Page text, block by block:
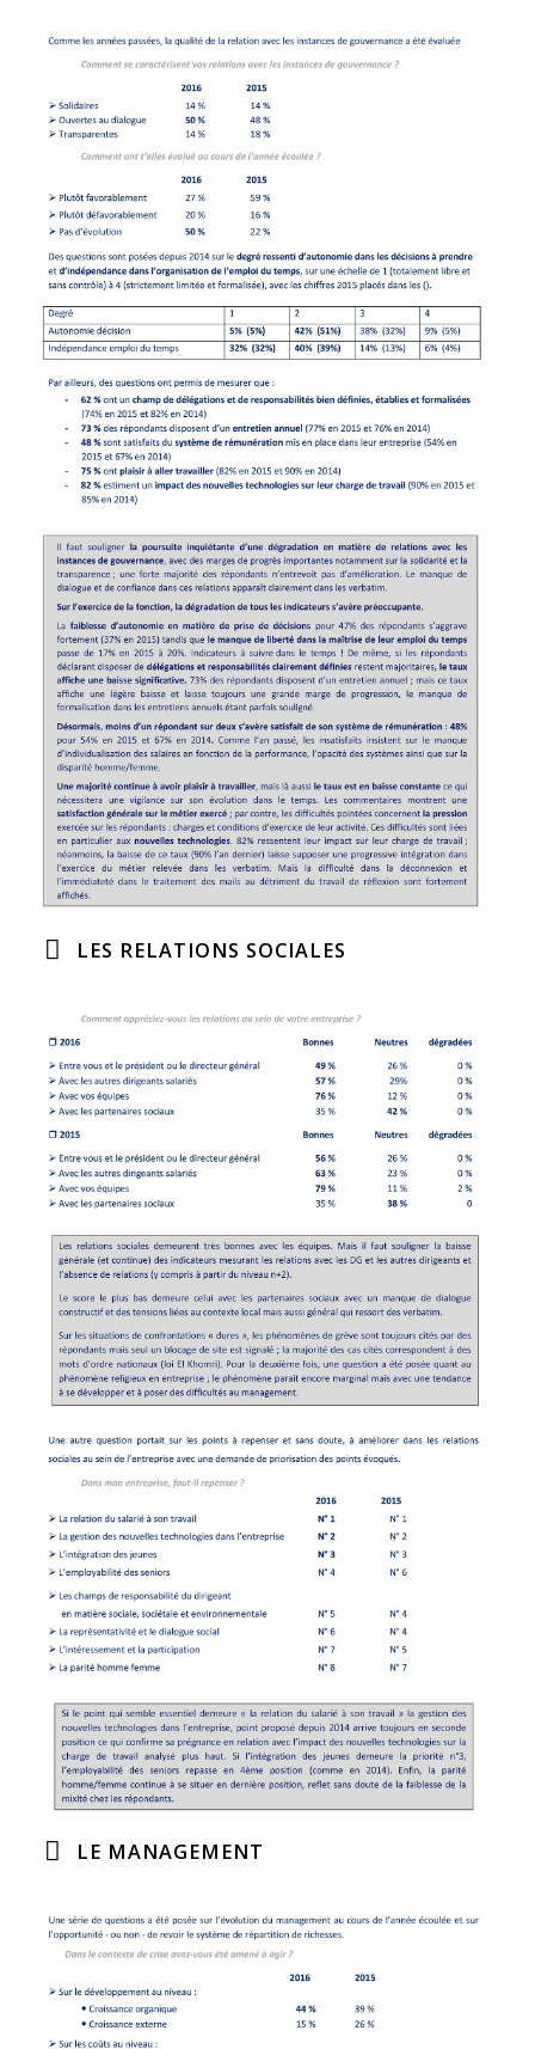
LES RELATIONS SOCIALES
LE MANAGEMENT